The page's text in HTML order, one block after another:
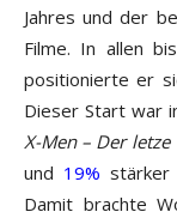
Jahres und der
Filme. In allen
positionierte er
Dieser Start war
X-Men – Der
und 19%
Damit brachte